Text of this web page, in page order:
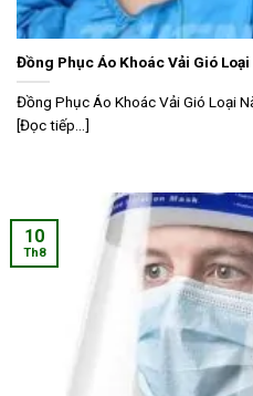
Đồng Phục Áo Khoác Vải Gió Loại
Đồng Phục Áo Khoác Vải Gió Loại
[Đọc tiếp...]
10
Th8